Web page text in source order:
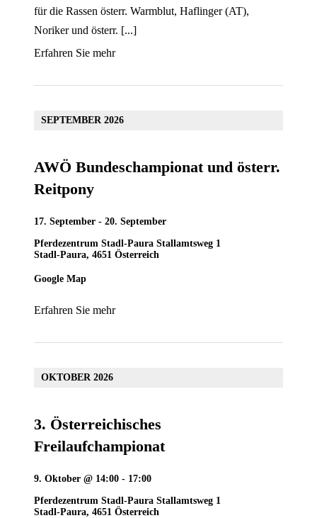
für die Rassen österr. Warmblut, Haflinger (AT),
Noriker und österr. [...]
Erfahren Sie mehr
SEPTEMBER 2026
AWÖ Bundeschampionat und österr.
Reitpony
17. September - 20. September
Pferdezentrum Stadl-Paura Stallamtsweg 1
Stadl-Paura, 4651 Österreich
Google Map
Erfahren Sie mehr
OKTOBER 2026
3. Österreichisches
Freilaufchampionat
9. Oktober @ 14:00 - 17:00
Pferdezentrum Stadl-Paura Stallamtsweg 1
Stadl-Paura, 4651 Österreich